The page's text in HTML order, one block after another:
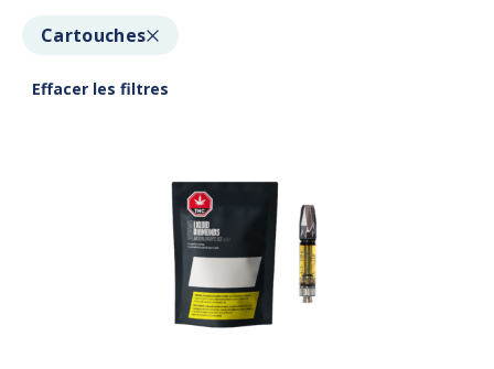
Cartouches
Effacer les filtres